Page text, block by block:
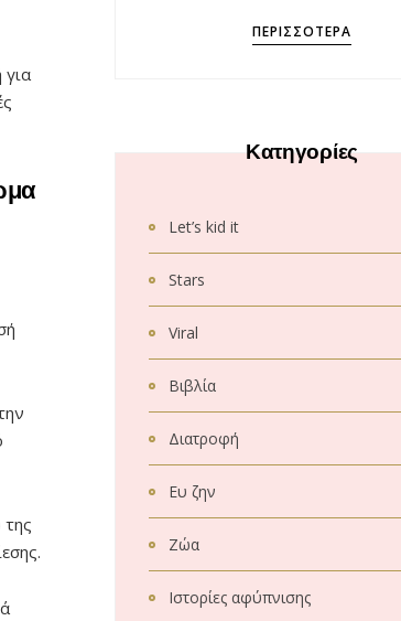
για
ΠΕΡΙΣΣΌΤΕΡΑ
Κατηγορίες
Let’s kid it
Stars
Viral
Βιβλία
Διατροφή
Ευ ζην
Ζώα
Ιστορίες αφύπνισης